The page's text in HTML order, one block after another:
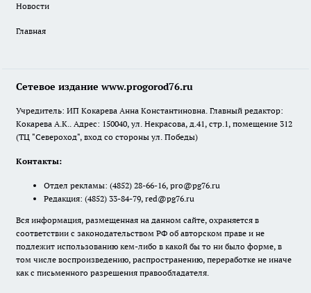
Новости
Главная
Сетевое издание www.progorod76.ru
Учредитель: ИП Кокарева Анна Константиновна. Главный редактор:
Кокарева А.К.. Адрес: 150040, ул. Некрасова, д.41, стр.1, помещение 312
(ТЦ "Североход", вход со стороны ул. Победы)
Контакты:
Отдел рекламы: (4852) 28-66-16, pro@pg76.ru
Редакция: (4852) 33-84-79, red@pg76.ru
Вся информация, размещенная на данном сайте, охраняется в
соответствии с законодательством РФ об авторском праве и не
подлежит использованию кем-либо в какой бы то ни было форме, в
том числе воспроизведению, распространению, переработке не иначе
как с письменного разрешения правообладателя.